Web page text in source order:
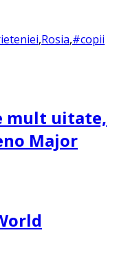
,Rosia,#copii
mult uitate,
Major